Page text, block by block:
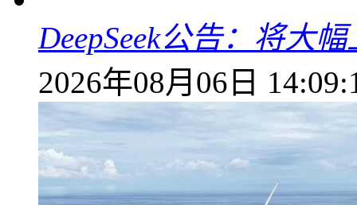
DeepSeek公告：将大
2026年08月06日